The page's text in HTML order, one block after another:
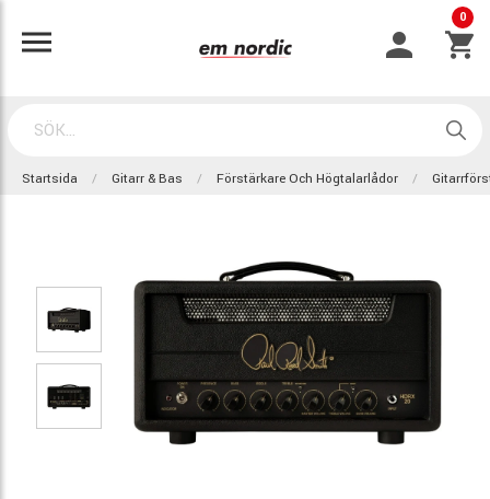
0
Startsida Gitarr & Bas Förstärkare Och Högtalarlådor